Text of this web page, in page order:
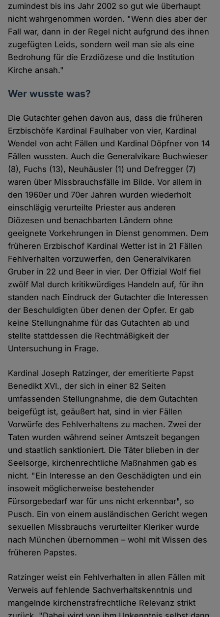
zumindest bis ins Jahr 2002 so gut wie überhaupt
nicht wahrgenommen worden. "Wenn dies aber der
Fall war, dann in der Regel nicht aufgrund des ihnen
zugefügten Leids, sondern weil man sie als eine
Bedrohung für die Erzdiözese und die Institution
Kirche ansah."
Wer wusste was?
Die Gutachter gehen davon aus, dass die früheren
Erzbischöfe Kardinal Faulhaber von vier, Kardinal
Wendel von acht Fällen und Kardinal Döpfner von 14
Fällen wussten. Auch die Generalvikare Buchwieser
(8), Fuchs (13), Neuhäusler (1) und Defregger (7)
waren über Missbrauchsfälle im Bilde. Vor allem in
den 1960er und 70er Jahren wurden wiederholt
einschlägig verurteilte Priester aus anderen
Diözesen und benachbarten Ländern ohne
geeignete Vorkehrungen in Dienst genommen. Dem
früheren Erzbischof Kardinal Wetter ist in 21 Fällen
Fehlverhalten vorzuwerfen, den Generalvikaren
Gruber in 22 und Beer in vier. Der Offizial Wolf fiel
zwölf Mal durch kritikwürdiges Handeln auf, für ihn
standen nach Eindruck der Gutachter die Interessen
der Beschuldigten über denen der Opfer. Er gab
keine Stellungnahme für das Gutachten ab und
stellte stattdessen die Rechtmäßigkeit der
Untersuchung in Frage.
Kardinal Joseph Ratzinger, der emeritierte Papst
Benedikt XVI., der sich in einer 82 Seiten
umfassenden Stellungnahme, die dem Gutachten
beigefügt ist, geäußert hat, sind in vier Fällen
Vorwürfe des Fehlverhaltens zu machen. Zwei der
Taten wurden während seiner Amtszeit begangen
und staatlich sanktioniert. Die Täter blieben in der
Seelsorge, kirchenrechtliche Maßnahmen gab es
nicht. "Ein Interesse an den Geschädigten und ein
insoweit möglicherweise bestehender
Fürsorgebedarf war für uns nicht erkennbar", so
Pusch. Ein von einem ausländischen Gericht wegen
sexuellen Missbrauchs verurteilter Kleriker wurde
nach München übernommen – wohl mit Wissen des
früheren Papstes.
Ratzinger weist ein Fehlverhalten in allen Fällen mit
Verweis auf fehlende Sachverhaltskenntnis und
mangelnde kirchenstrafrechtliche Relevanz strikt